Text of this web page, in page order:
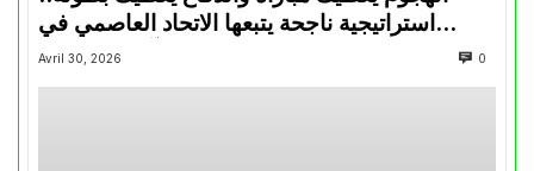
استراتيجية ناجحة يتبعها الاتحاد العاصمي في
تتويجاته آخر السنوات
Avril 30, 2026 0